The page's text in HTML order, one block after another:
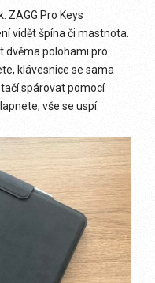
ZAGG Pro Keys
vidět špína či mastnota.
dvěma polohami pro
klávesnice se sama
spárovat pomocí
vše se uspí.